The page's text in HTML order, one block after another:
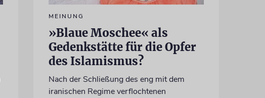
MEINUNG
»Blaue Moschee« als
Gedenkstätte für die Opfer
des Islamismus?
Nach der Schließung des eng mit dem
iranischen Regime verflochtenen